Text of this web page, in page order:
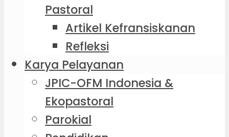
Pastoral
Artikel Kefransiskanan
Refleksi
Karya Pelayanan
JPIC-OFM Indonesia &
Ekopastoral
Parokial